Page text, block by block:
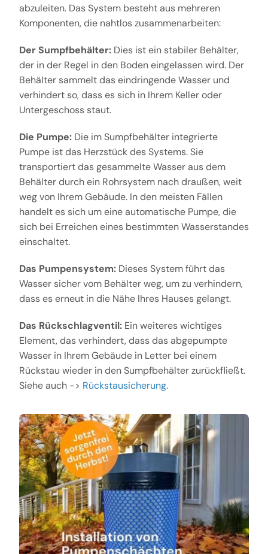
abzuleiten. Das System besteht aus mehreren
Komponenten, die nahtlos zusammenarbeiten:
Der Sumpfbehälter:Dies ist ein stabiler Behälter,
der in der Regel in den Boden eingelassen wird. Der
Behälter sammelt das eindringende Wasser und
verhindert so, dass es sich in Ihrem Keller oder
Untergeschoss staut.
Die Pumpe:Die im Sumpfbehälter integrierte
Pumpe ist das Herzstück des Systems. Sie
transportiert das gesammelte Wasser aus dem
Behälter durch ein Rohrsystem nach draußen, weit
weg von Ihrem Gebäude. In den meisten Fällen
handelt es sich um eine automatische Pumpe, die
sich bei Erreichen eines bestimmten Wasserstandes
einschaltet.
Das Pumpensystem:Dieses System führt das
Wasser sicher vom Behälter weg, um zu verhindern,
dass es erneut in die Nähe Ihres Hauses gelangt.
Das Rückschlagventil:Ein weiteres wichtiges
Element, das verhindert, dass das abgepumpte
Wasser in Ihrem Gebäude in Letter bei einem
Rückstau wieder in den Sumpfbehälter zurückfließt.
Siehe auch -> Rückstausicherung.